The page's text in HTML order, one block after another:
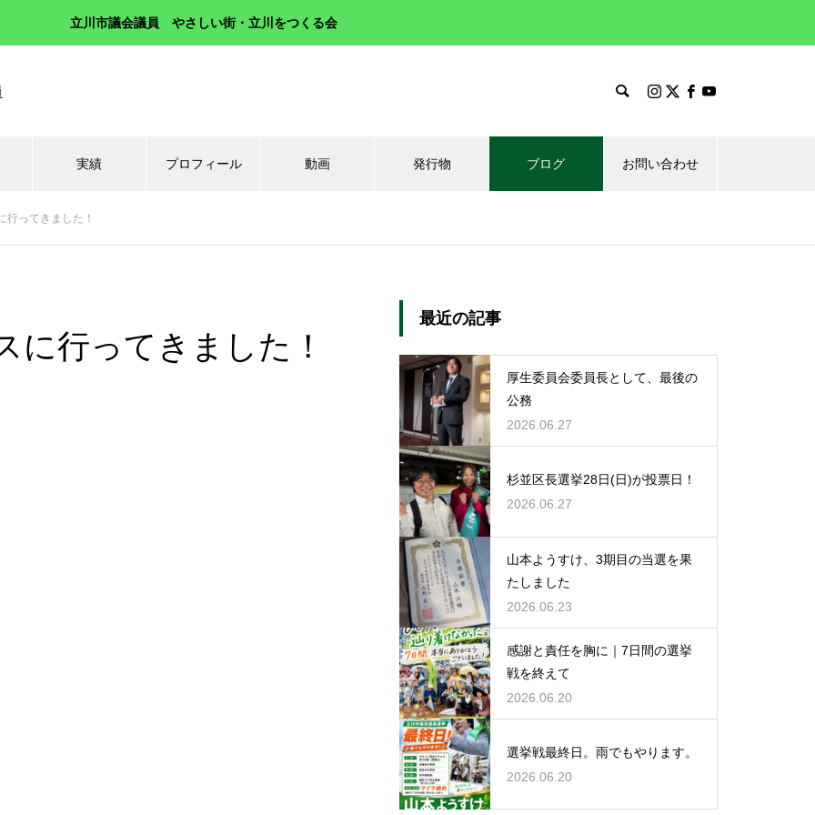
立川市議会議員 やさしい街・立川をつくる会
実績 プロフィール 動画 発行物 ブログ お問い合わせ
行ってきました！
に行ってきました！
最近の記事
厚生委員会委員長として、最後の
公務
2026.06.27
杉並区長選挙28日(日)が投票日！
2026.06.27
山本ようすけ、3期目の当選を果
たしました
2026.06.23
感謝と責任を胸に｜7日間の選挙
戦を終えて
2026.06.20
選挙戦最終日。雨でもやります。
2026.06.20